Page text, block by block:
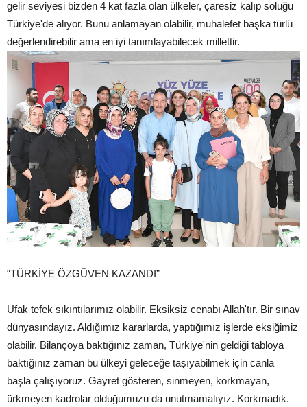
gelir seviyesi bizden 4 kat fazla olan ülkeler, çaresiz kalıp soluğu
Türkiye'de alıyor. Bunu anlamayan olabilir, muhalefet başka türlü
değerlendirebilir ama en iyi tanımlayabilecek millettir.
“TÜRKİYE ÖZGÜVEN KAZANDI”
Ufak tefek sıkıntılarımız olabilir. Eksiksiz cenabı Allah'tır. Bir sınav
dünyasındayız. Aldığımız kararlarda, yaptığımız işlerde eksiğimiz
olabilir. Bilançoya baktığınız zaman, Türkiye'nin geldiği tabloya
baktığınız zaman bu ülkeyi geleceğe taşıyabilmek için canla
başla çalışıyoruz. Gayret gösteren, sinmeyen, korkmayan,
ürkmeyen kadrolar olduğumuzu da unutmamalıyız. Korkmadık.